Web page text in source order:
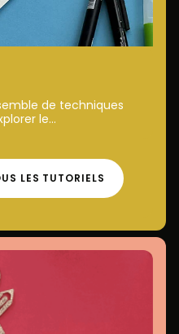
de techniques
le...
LES TUTORIELS